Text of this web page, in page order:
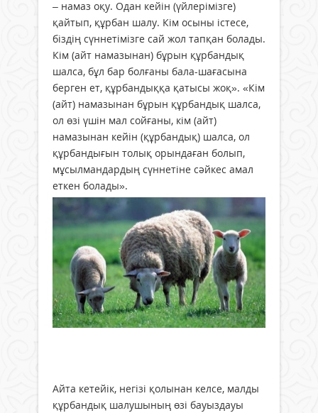
– намаз оқу. Одан кейін (үйлерімізге)
қайтып, құрбан шалу. Кім осыны істесе,
біздің сүннетімізге сай жол тапқан болады.
Кім (айт намазынан) бұрын құрбандық
шалса, бұл бар болғаны бала-шағасына
берген ет, құрбандыққа қатысы жоқ». «Кім
(айт) намазынан бұрын құрбандық шалса,
ол өзі үшін мал сойғаны, кім (айт)
намазынан кейін (құрбандық) шалса, ол
құрбандығын толық орындаған болып,
мұсылмандардың сүннетіне сәйкес амал
еткен болады».
Айта кетейік, негізі қолынан келсе, малды
құрбандық шалушының өзі бауыздауы